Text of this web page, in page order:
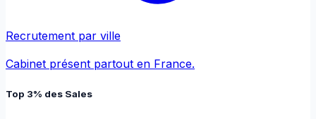
Recrutement par ville
Cabinet présent partout en France.
Top 3% des Sales